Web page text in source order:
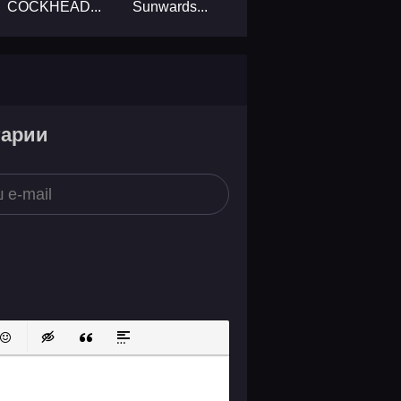
COCKHEAD... Sunwards...
список
ссылкузащищенную ссылку
Вставить смайлик
Вставка скрытого текста
Вставка цитаты
Вставка спойлера